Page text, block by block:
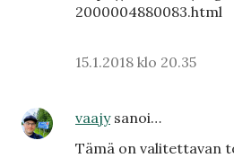
2000004880083.html
15.1.2018 klo 20.35
vaajysanoi…
Tämä on valitettavan